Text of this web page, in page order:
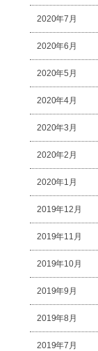
2020年7月
2020年6月
2020年5月
2020年4月
2020年3月
2020年2月
2020年1月
2019年12月
2019年11月
2019年10月
2019年9月
2019年8月
2019年7月